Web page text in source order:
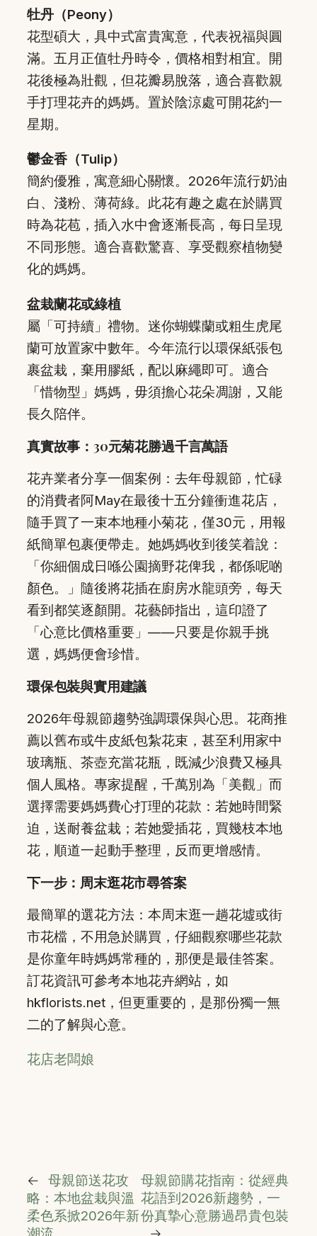
牡丹（Peony）
花型碩大，具中式富貴寓意，代表祝福與圓
滿。五月正值牡丹時令，價格相對相宜。開
花後極為壯觀，但花瓣易脫落，適合喜歡親
手打理花卉的媽媽。置於陰涼處可開花約一
星期。
鬱金香（Tulip）
簡約優雅，寓意細心關懷。2026年流行奶油
白、淺粉、薄荷綠。此花有趣之處在於購買
時為花苞，插入水中會逐漸長高，每日呈現
不同形態。適合喜歡驚喜、享受觀察植物變
化的媽媽。
盆栽蘭花或綠植
屬「可持續」禮物。迷你蝴蝶蘭或粗生虎尾
蘭可放置家中數年。今年流行以環保紙張包
裹盆栽，棄用膠紙，配以麻繩即可。適合
「惜物型」媽媽，毋須擔心花朵凋謝，又能
長久陪伴。
真實故事：30元菊花勝過千言萬語
花卉業者分享一個案例：去年母親節，忙碌
的消費者阿May在最後十五分鐘衝進花店，
隨手買了一束本地種小菊花，僅30元，用報
紙簡單包裹便帶走。她媽媽收到後笑着說：
「你細個成日喺公園摘野花俾我，都係呢啲
顏色。」隨後將花插在廚房水龍頭旁，每天
看到都笑逐顏開。花藝師指出，這印證了
「心意比價格重要」——只要是你親手挑
選，媽媽便會珍惜。
環保包裝與實用建議
2026年母親節趨勢強調環保與心思。花商推
薦以舊布或牛皮紙包紮花束，甚至利用家中
玻璃瓶、茶壺充當花瓶，既減少浪費又極具
個人風格。專家提醒，千萬別為「美觀」而
選擇需要媽媽費心打理的花款：若她時間緊
迫，送耐養盆栽；若她愛插花，買幾枝本地
花，順道一起動手整理，反而更增感情。
下一步：周末逛花市尋答案
最簡單的選花方法：本周末逛一趟花墟或街
市花檔，不用急於購買，仔細觀察哪些花款
是你童年時媽媽常種的，那便是最佳答案。
訂花資訊可參考本地花卉網站，如
hkflorists.net，但更重要的，是那份獨一無
二的了解與心意。
花店老闆娘
←
母親節送花攻
略：本地盆栽與溫
柔色系掀2026年新
母親節購花指南：從經典
花語到2026新趨勢，一
份真摯心意勝過昂貴包裝